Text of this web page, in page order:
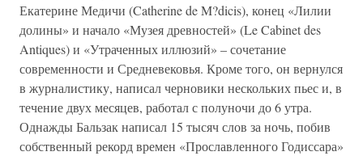
Екатерине Медичи (Catherine de M?dicis), конец «Лилии
долины» и начало «Музея древностей» (Le Cabinet des
Antiques) и «Утраченных иллюзий» – сочетание
современности и Средневековья. Кроме того, он вернулся
в журналистику, написал черновики нескольких пьес и, в
течение двух месяцев, работал с полуночи до 6 утра.
Однажды Бальзак написал 15 тысяч слов за ночь, побив
собственный рекорд времен «Прославленного Годиссара»